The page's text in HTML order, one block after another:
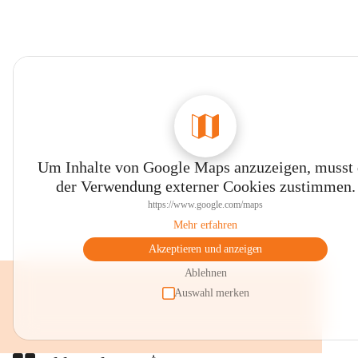
Um Inhalte von Google Maps anzuzeigen, musst
der Verwendung externer Cookies zustimmen.
https://www.google.com/maps
Mehr erfahren
Akzeptieren und anzeigen
Ablehnen
Auswahl merken